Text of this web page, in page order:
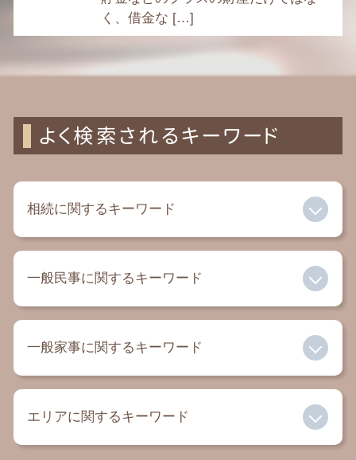
く、借金な […]
よく検索されるキーワード
相続に関するキーワード
相続税 配偶者控除
遺留分 侵害額請求権
成年後見制度 手続き
遺留分減殺請求 時効
成年後見制度 ひどい
一般民事に関するキーワード
過払い金 相談
内容証明 弁護士
セクハラ 慰謝料
家賃滞納 裁判
一般家事に関するキーワード
成年後見人 メリット
エリアに関するキーワード